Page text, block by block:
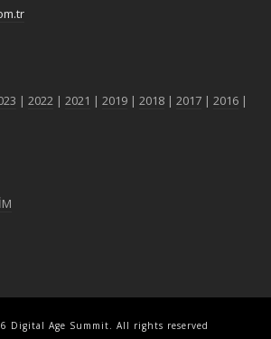
| 2022 | 2021 | 2019 | 2018 | 2017 | 2016 |
Digital Age Summit. All rights reserved